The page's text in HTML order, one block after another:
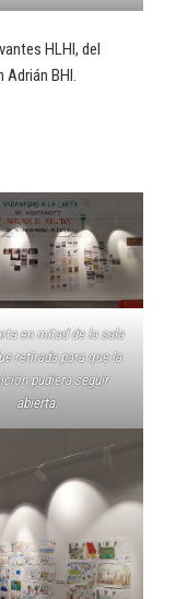
HLHI, del
BHI.
en mitad de la sala
retirada para que la
pudiera seguir
abierta.